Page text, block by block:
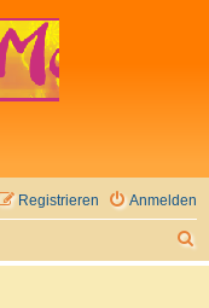
Anmelden
Registrieren
u